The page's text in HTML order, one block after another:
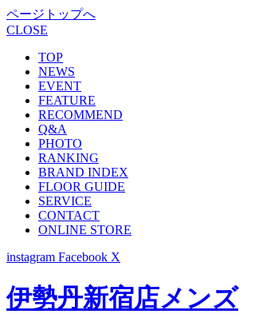
ページトップへ
CLOSE
TOP
NEWS
EVENT
FEATURE
RECOMMEND
Q&A
PHOTO
RANKING
BRAND INDEX
FLOOR GUIDE
SERVICE
CONTACT
ONLINE STORE
instagram Facebook X
伊勢丹新宿店メンズ